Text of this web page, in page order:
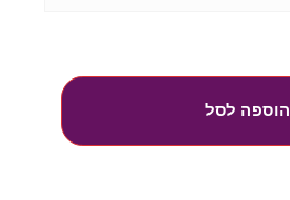
הוספה לסל